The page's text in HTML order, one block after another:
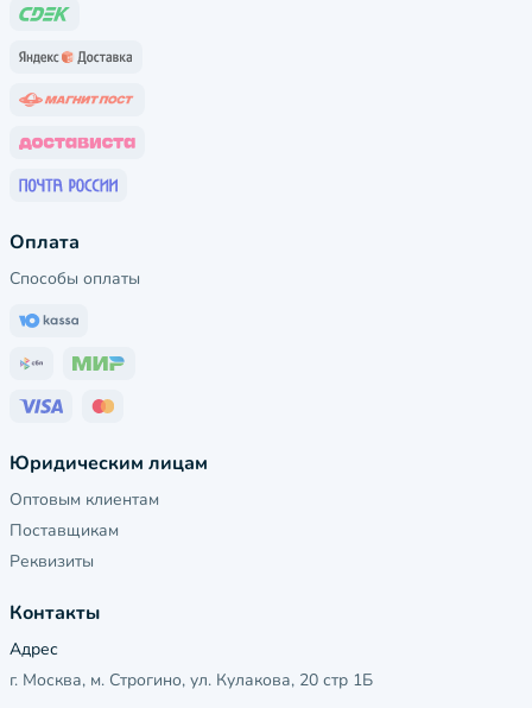
Оплата
Способы оплаты
Юридическим лицам
Оптовым клиентам
Поставщикам
Реквизиты
Контакты
Адрес
г. Москва, м. Строгино, ул. Кулакова, 20 стр 1Б